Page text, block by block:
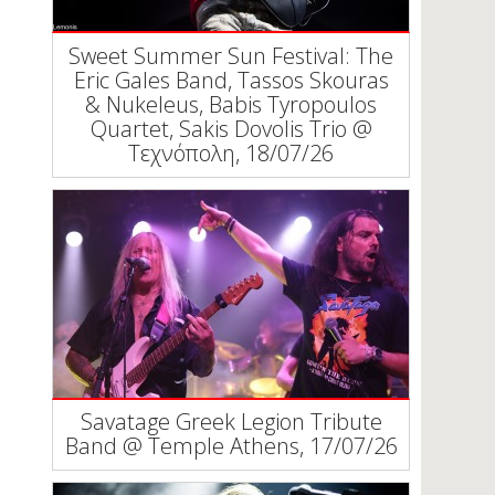
Sweet Summer Sun Festival: The
Eric Gales Band, Tassos Skouras
& Nukeleus, Babis Tyropoulos
Quartet, Sakis Dovolis Trio @
Τεχνόπολη, 18/07/26
Savatage Greek Legion Tribute
Band @ Temple Athens, 17/07/26